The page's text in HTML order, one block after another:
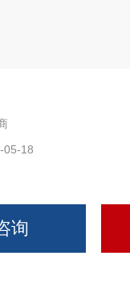
05-18
询